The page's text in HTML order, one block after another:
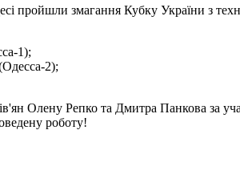
пройшли змагання Кубку України з
1);
2);
Олену Репко та Дмитра Панкова за
роботу!